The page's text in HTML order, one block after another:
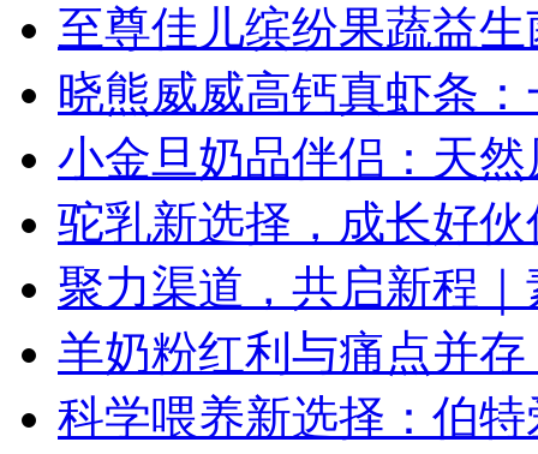
至尊佳儿缤纷果蔬益
晓熊威威高钙真虾条
小金旦奶品伴侣：天
驼乳新选择，成长好
聚力渠道，共启新程
羊奶粉红利与痛点并
科学喂养新选择：伯